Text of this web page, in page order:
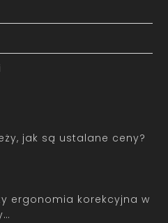
jak są ustalane ceny?
ergonomia korekcyjna w